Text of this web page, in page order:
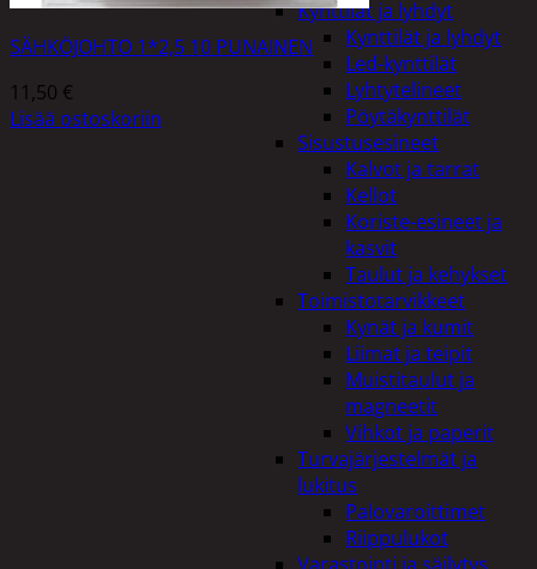
Kynttilät ja lyhdyt
Kynttilät ja lyhdyt
Led-kynttilät
Lyhtytelineet
Pöytäkynttilät
Sisustusesineet
Kalvot ja tarrat
Kellot
Koriste-esineet ja
kasvit
Taulut ja kehykset
Toimistotarvikkeet
Kynät ja kumit
Liimat ja teipit
Muistitaulut ja
magneetit
Vihkot ja paperit
Turvajärjestelmät ja
lukitus
Palovaroittimet
Riippulukot
SÄHKÖJOHTO 1*2,5 10 PUNAINEN
11,50 €
Lisää ostoskoriin